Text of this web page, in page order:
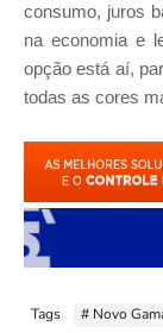
consumo, juros
na economia e
opção está aí,
todas as cores
Tags # Novo